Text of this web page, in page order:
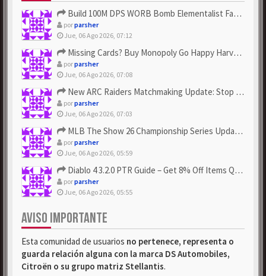
Build 100M DPS WORB Bomb Elementalist Fast - Grab POE Curren...
porparsher
Jue, 06 Ago 2026, 07:12
Missing Cards? Buy Monopoly Go Happy Harvest with Looney Tun...
porparsher
Jue, 06 Ago 2026, 07:08
New ARC Raiders Matchmaking Update: Stop Failed - Grab Bluep...
porparsher
Jue, 06 Ago 2026, 07:03
MLB The Show 26 Championship Series Update! Get Cheap & ...
porparsher
Jue, 06 Ago 2026, 05:59
Diablo 4 3.2.0 PTR Guide – Get 8% Off Items Quickly to Test ...
porparsher
Jue, 06 Ago 2026, 05:55
AVISO IMPORTANTE
Esta comunidad de usuarios no pertenece, representa o
guarda relación alguna con la marca DS Automobiles,
Citroën o su grupo matriz Stellantis.